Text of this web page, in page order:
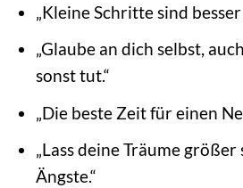
„Kleine Schritte sind
„Glaube an dich selbst,
sonst tut.“
„Die beste Zeit für einen
„Lass deine Träume größer
Ängste.“